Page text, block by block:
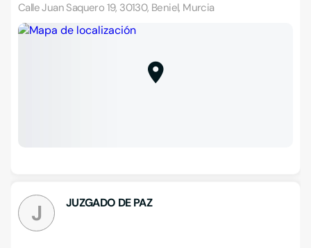
Calle Juan Saquero 19, 30130, Beniel, Murcia
J JUZGADO DE PAZ